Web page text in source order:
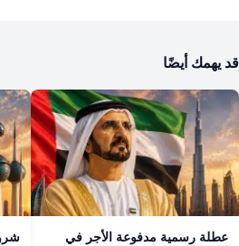
قد يهمك أيضًا
عطلة رسمية مدفوعة الأجر في